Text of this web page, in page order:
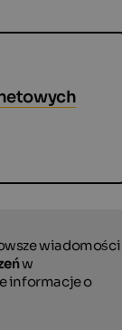
wiadomości
w
informacje o